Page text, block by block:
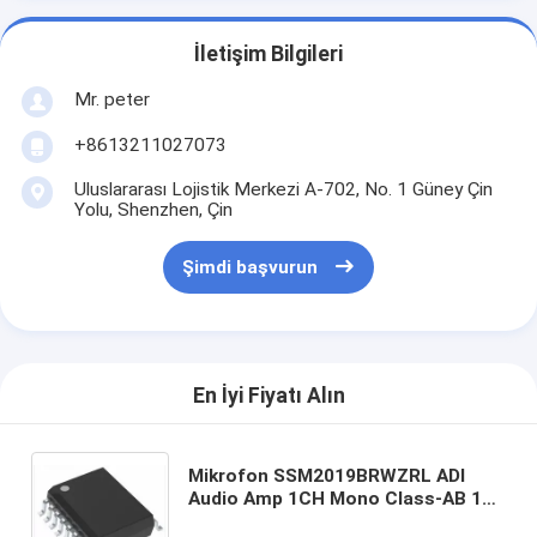
İletişim Bilgileri
Mr. peter
+8613211027073
Uluslararası Lojistik Merkezi A-702, No. 1 Güney Çin
Yolu, Shenzhen, Çin
Şimdi başvurun
En İyi Fiyatı Alın
Mikrofon SSM2019BRWZRL ADI
Audio Amp 1CH Mono Class-AB 16